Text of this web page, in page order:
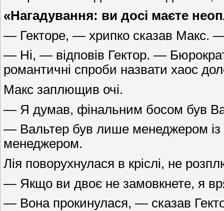
«Нагадування: ви досі маєте
— Гекторе, — хрипко сказав Макс.
— Ні, — відповів Гектор. —
романтичні спроби назвати хаос
Макс заплющив очі.
— Я думав, фінальним босом був
— Вальтер був лише менеджером із
менеджером.
Лія поворухнулася в кріслі, не
— Якщо ви двоє не замовкнете, я
— Вона прокинулася, — сказав